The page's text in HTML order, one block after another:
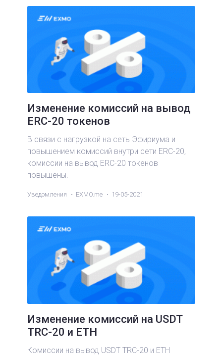
Изменение комиссий на вывод
ERC-20 токенов
В связи с нагрузкой на сеть Эфириума и
повышением комиссий внутри сети ERC-20,
комиссии на вывод ERC-20 токенов
повышены.
Уведомления EXMO.me 19-05-2021
Изменение комиссий на USDT
TRC-20 и ETH
Комиссии на вывод USDT TRC-20 и ETH